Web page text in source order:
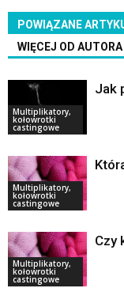
POWIĄZANE
WIĘCEJ OD AUTORA
Multiplikatory,
kołowrotki
castingowe
Jak
Multiplikatory,
kołowrotki
castingowe
Multiplikatory,
kołowrotki
castingowe
Czy